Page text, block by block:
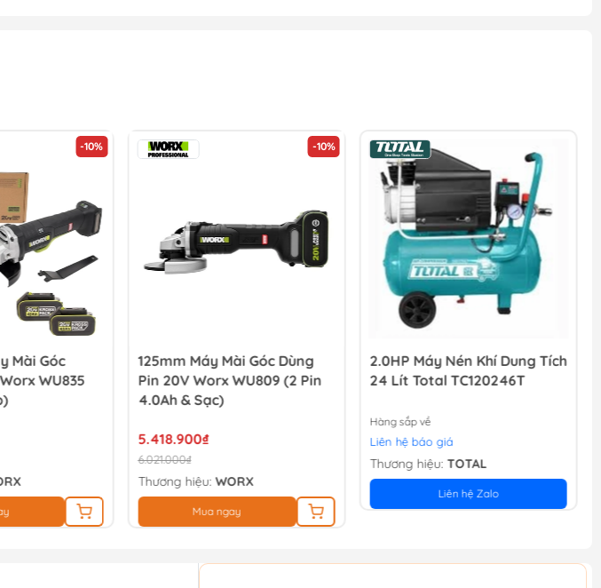
13.500₫ 15.000₫
-10%
Mài Góc
WU835
-10%
125mm Máy Mài Góc Dùng
Pin 20V Worx WU809 (2 Pin
4.0Ah & Sạc)
5.418.900₫
6.021.000₫
Thương hiệu:WORX
Mua ngay
2.0HP Máy Nén Khí Dung Tích
24 Lít Total TC120246T
Hàng sắp về
Liên hệ báo giá
Thương hiệu: TOTAL
Liên hệ Zalo